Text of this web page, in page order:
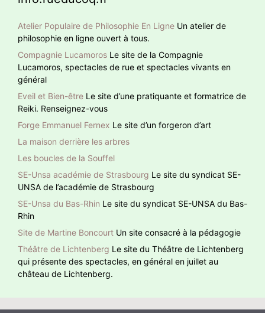
Atelier Populaire de Philosophie En Ligne Un atelier de
philosophie en ligne ouvert à tous.
Compagnie Lucamoros Le site de la Compagnie
Lucamoros, spectacles de rue et spectacles vivants en
général
Eveil et Bien-être Le site d’une pratiquante et formatrice de
Reiki. Renseignez-vous
Forge Emmanuel Fernex Le site d’un forgeron d’art
La maison derrière les arbres
Les boucles de la Souffel
SE-Unsa académie de Strasbourg Le site du syndicat SE-
UNSA de l’académie de Strasbourg
SE-Unsa du Bas-Rhin Le site du syndicat SE-UNSA du Bas-
Rhin
Site de Martine Boncourt Un site consacré à la pédagogie
Théâtre de Lichtenberg Le site du Théâtre de Lichtenberg
qui présente des spectacles, en général en juillet au
château de Lichtenberg.